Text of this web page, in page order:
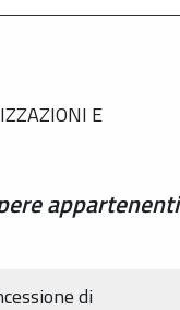
E
appartenenti
di